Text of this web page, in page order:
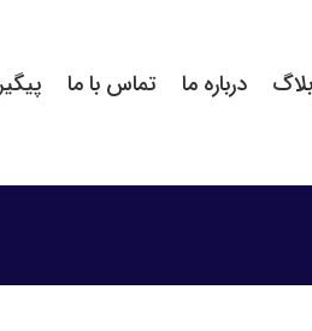
درباره ما تماس با ما